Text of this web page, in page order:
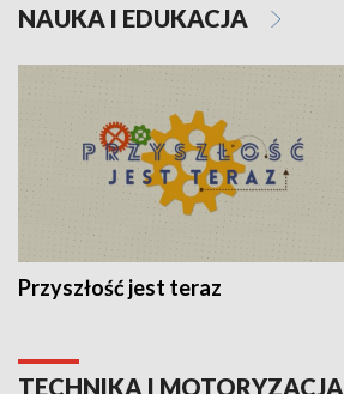
NAUKA I EDUKACJA
Przyszłość jest teraz
TECHNIKA I MOTORYZACJA